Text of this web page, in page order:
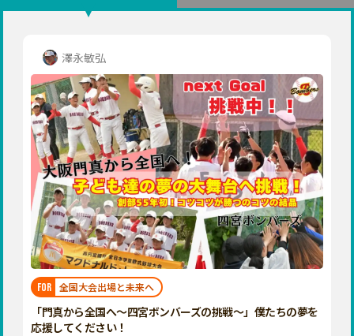
地域からさがす 北海道・東北
北海道
宮城
秋田
山形
福島
関東
茨城
栃木
群馬
千葉
東京
神奈川
新潟 富山
長野
岐阜 静岡 愛知
近畿
三重 滋賀 京都 大阪
兵庫
奈良
和歌山
鳥取 島根 岡山 広島 山口
四国
徳島 香川 愛媛 高知
九州・沖縄
福岡 佐賀 長崎
宮崎
鹿児島 沖縄
澤永敏弘
FOR 全国大会出場と未来へ
「門真から全国へ〜四宮ボンバーズの挑戦〜」僕たちの夢を
応援してください！